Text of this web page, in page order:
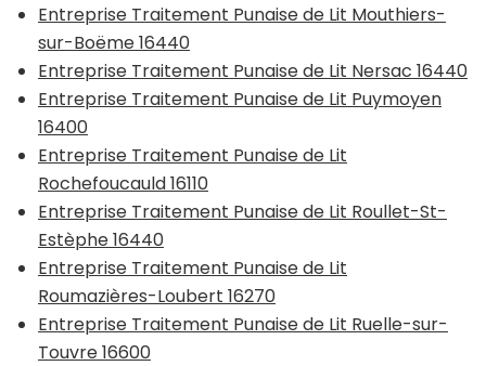
Entreprise Traitement Punaise de Lit Mouthiers-
sur-Boëme 16440
Entreprise Traitement Punaise de Lit Nersac 16440
Entreprise Traitement Punaise de Lit Puymoyen
16400
Entreprise Traitement Punaise de Lit
Rochefoucauld 16110
Entreprise Traitement Punaise de Lit Roullet-St-
Estèphe 16440
Entreprise Traitement Punaise de Lit
Roumazières-Loubert 16270
Entreprise Traitement Punaise de Lit Ruelle-sur-
Touvre 16600